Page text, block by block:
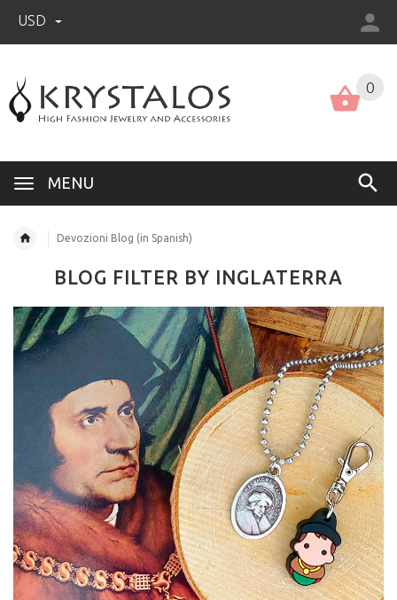
USD
MENU
0
Devozioni Blog (in Spanish)
BLOG FILTER BY INGLATERRA